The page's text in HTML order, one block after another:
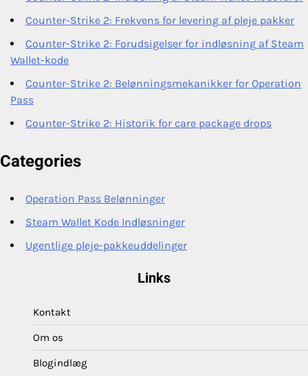
Counter-Strike 2: Frekvens for levering af pleje pakker
Counter-Strike 2: Forudsigelser for indløsning af Steam
Wallet-kode
Counter-Strike 2: Belønningsmekanikker for Operation
Pass
Counter-Strike 2: Historik for care package drops
Categories
Operation Pass Belønninger
Steam Wallet Kode Indløsninger
Ugentlige pleje-pakkeuddelinger
Links
Kontakt
Om os
Blogindlæg